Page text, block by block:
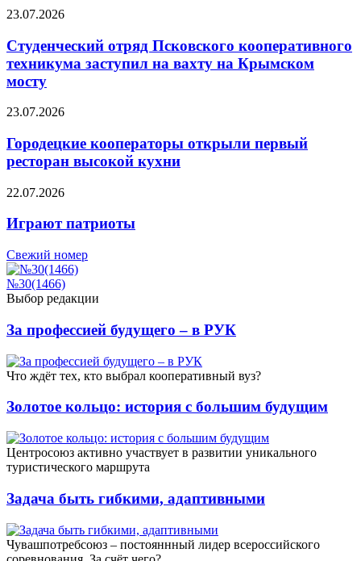
23.07.2026
Студенческий отряд Псковского кооперативного
техникума заступил на вахту на Крымском
мосту
23.07.2026
Городецкие кооператоры открыли первый
ресторан высокой кухни
22.07.2026
Играют патриоты
Свежий номер
№30(1466)
Выбор редакции
За профессией будущего – в РУК
Что ждёт тех, кто выбрал кооперативный вуз?
Золотое кольцо: история с большим будущим
Центросоюз активно участвует в развитии уникального
туристического маршрута
Задача быть гибкими, адаптивными
Чувашпотребсоюз – постояннный лидер всероссийского